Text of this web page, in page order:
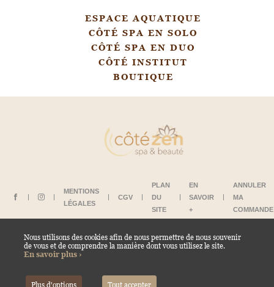
Nous utilisons des cookies afin de nous permettre de nous souvenir
de vous et de comprendre la manière dont vous utilisez le site.
En savoir plus ›
Plus d'options Tout accepter
ESPACE AQUATIQUE
CÔTÉ SPA EN SOLO
CÔTÉ SPA EN DUO
CÔTÉ INSTITUT
BOUTIQUE
MENTIONS
LÉGALES
CGV
PLAN
DU
SITE
EN
SAVOIR
+
ANNULER
MA
COMMANDE
NOUS CONTACTER